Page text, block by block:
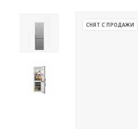
Стиральные и сушильные машины
Посудомоечные машины
Встраиваемая техника
СНЯТ С ПРОДАЖИ